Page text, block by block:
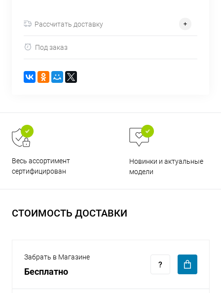
Рассчитать доставку
Под заказ
Весь ассортимент
сертифицирован
Новинки и актуальные
модели
СТОИМОСТЬ ДОСТАВКИ
Забрать в Магазине
Бесплатно
раз в 2 недели